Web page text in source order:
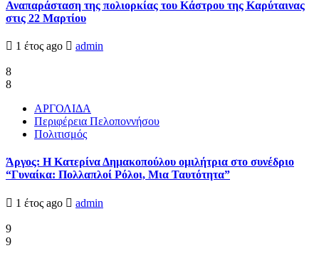
Αναπαράσταση της πολιορκίας του Κάστρου της Καρύταινας
στις 22 Μαρτίου
1 έτος ago admin
8
8
ΑΡΓΟΛΙΔΑ
Περιφέρεια Πελοποννήσου
Πολιτισμός
Άργος: Η Κατερίνα Δημακοπούλου ομιλήτρια στο συνέδριο
“Γυναίκα: Πολλαπλοί Ρόλοι, Μια Ταυτότητα”
1 έτος ago admin
9
9